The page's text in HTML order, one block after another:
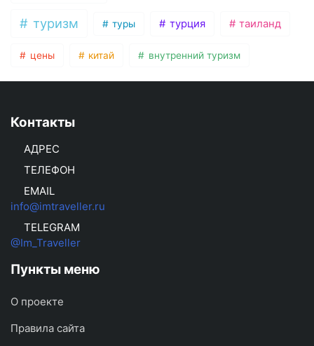
туризм туры турция таиланд
цены китай внутренний туризм
Контакты
АДРЕС
ТЕЛЕФОН
EMAIL
info@imtraveller.ru
TELEGRAM
@Im_Traveller
Пункты меню
О проекте
Правила сайта